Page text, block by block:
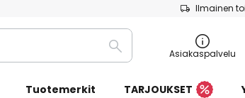
Ilmainen
Etsi Asiakaspalvelu
Tuotemerkit TARJOUKSET